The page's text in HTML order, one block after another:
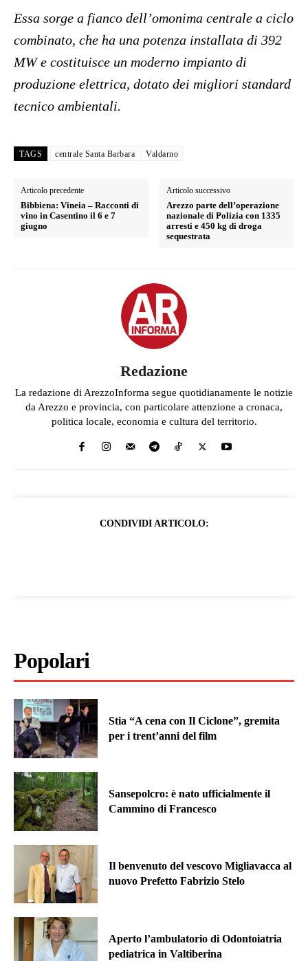
Essa sorge a fianco dell’omonima centrale a ciclo
combinato, che ha una potenza installata di 392
MW e costituisce un moderno impianto di
produzione elettrica, dotato dei migliori standard
tecnico ambientali.
TAGS centrale Santa Barbara Valdarno
Articolo precedente
Bibbiena: Vineia – Racconti di
vino in Casentino il 6 e 7
giugno
Articolo successivo
Arezzo parte dell’operazione
nazionale di Polizia con 1335
arresti e 450 kg di droga
sequestrata
Redazione
La redazione di ArezzoInforma segue quotidianamente le notizie
da Arezzo e provincia, con particolare attenzione a cronaca,
politica locale, economia e cultura del territorio.
CONDIVIDI ARTICOLO:
Popolari
Stia “A cena con Il Ciclone”, gremita
per i trent’anni del film
Sansepolcro: è nato ufficialmente il
Cammino di Francesco
Il benvenuto del vescovo Migliavacca al
nuovo Prefetto Fabrizio Stelo
Aperto l’ambulatorio di Odontoiatria
pediatrica in Valtiberina